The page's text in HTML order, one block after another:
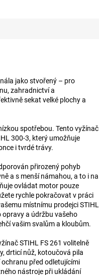
jako stvořený – pro
zahradnictví a
sekat velké plochy a
spotřebou. Tento vyžínač
300-3, který umožňuje
i tvrdé trávy.
přirozený pohyb
a s menší námahou, a to i na
ovládat motor pouze
rychle pokračovat v práci
místnímu prodejci STIHL
opravy a údržbu vašeho
vašim svalům a kloubům.
STIHL FS 261 volitelně
drticí nůž, kotoučová pila
ochranu před odletujícími
nástroje při ukládání